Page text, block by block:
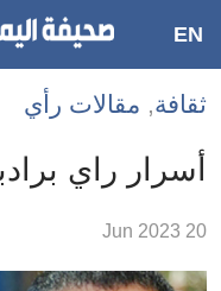
Accessibility
links
الرئيسي
الأقسام
EN
ثقافة, مقالات رأي
أسرار راي
20 Jun 2023